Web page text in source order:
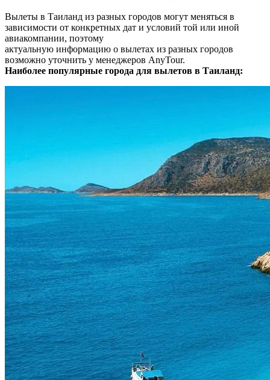
Вылеты в Таиланд из разных городов могут меняться в
зависимости от конкретных дат и условий той или иной
авиакомпании, поэтому
актуальную информацию о вылетах из разных городов
возможно уточнить у менеджеров AnyTour.
Наиболее популярные города для вылетов в Таиланд: